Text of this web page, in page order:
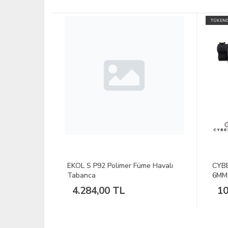
CYBERGUN XDM GBB 1,3J Siyah
6MM Havalı Tabanca
10.002,86 TL